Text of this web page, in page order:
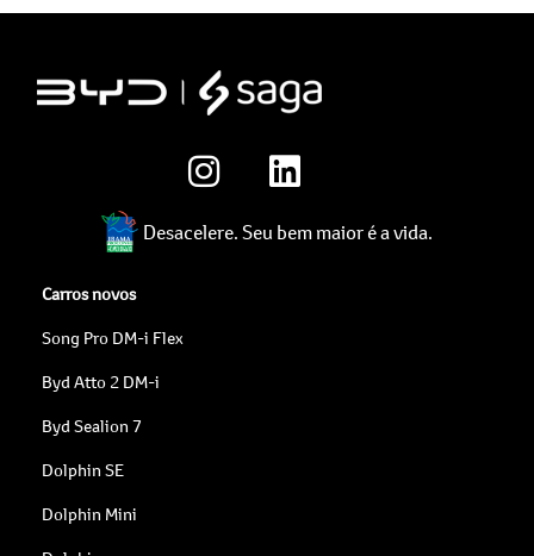
Desacelere. Seu bem maior é a vida.
Carros novos
Song Pro DM-i Flex
Byd Atto 2 DM-i
Byd Sealion 7
Dolphin SE
Dolphin Mini